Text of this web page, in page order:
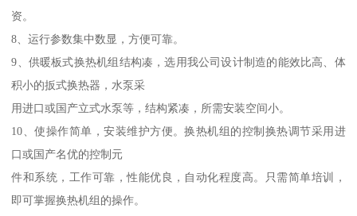
资。
8、运行参数集中数显，方便可靠。
9、供暖板式换热机组结构凑，选用我公司设计制造的能效比高、体
积小的扳式换热器，水泵采
用进口或国产立式水泵等，结构紧凑，所需安装空间小。
10、使操作简单，安装维护方便。换热机组的控制换热调节采用进
口或国产名优的控制元
件和系统，工作可靠，性能优良，自动化程度高。只需简单培训，
即可掌握换热机组的操作。